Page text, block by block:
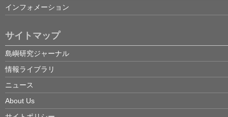
インフォメーション
サイトマップ
島嶼研究ジャーナル
情報ライブラリ
ニュース
About Us